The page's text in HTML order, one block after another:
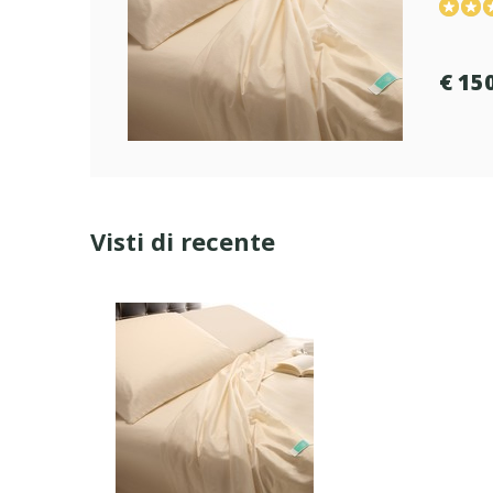
€
Visti di recente